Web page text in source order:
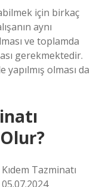
için birkaç
aynı
ve toplamda
gerekmektedir.
olması da
Tazminatı